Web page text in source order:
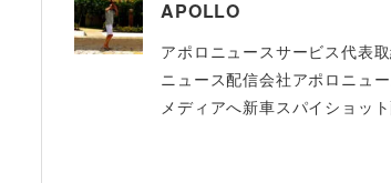
APOLLO
アポロニュースサービス代表
ニュース配信会社アポロニュ
メディアへ新車スパイショッ